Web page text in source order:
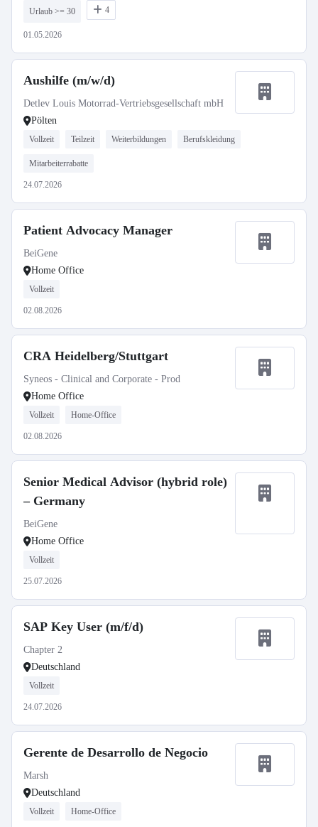
Urlaub >= 30 4
01.05.2026
Aushilfe (m/w/d)
Detlev Louis Motorrad-Vertriebsgesellschaft mbH
Pölten
Vollzeit Teilzeit Weiterbildungen Berufskleidung
Mitarbeiterrabatte
24.07.2026
Patient Advocacy Manager
BeiGene
Home Office
Vollzeit
02.08.2026
CRA Heidelberg/Stuttgart
Syneos - Clinical and Corporate - Prod
Home Office
Vollzeit Home-Office
02.08.2026
Senior Medical Advisor (hybrid role)
– Germany
BeiGene
Home Office
Vollzeit
25.07.2026
SAP Key User (m/f/d)
Chapter 2
Deutschland
Vollzeit
24.07.2026
Gerente de Desarrollo de Negocio
Marsh
Deutschland
Vollzeit Home-Office